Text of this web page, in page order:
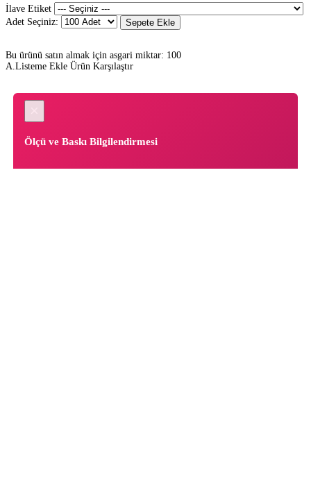
İlave Etiket
Adet Seçiniz:
Sepete Ekle
Bu ürünü satın almak için asgari miktar: 100
A.Listeme Ekle Ürün Karşılaştır
Ölçü ve Baskı Bilgilendirmesi